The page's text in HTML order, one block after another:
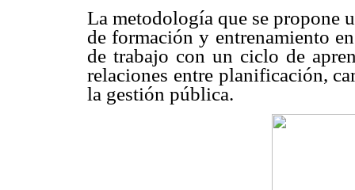
La metodología que se propone
de formación y entrenamiento
de trabajo con un ciclo de
relaciones entre planificación,
la gestión pública.